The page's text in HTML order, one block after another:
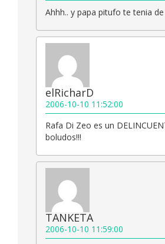
Ahhh.. y papa pitufo te tenia
elRicharD
2006-10-10 11:52:00
Rafa Di Zeo es un
boludos!!!
TANKETA
2006-10-10 11:59:00